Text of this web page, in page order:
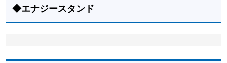
◆エナジースタンド